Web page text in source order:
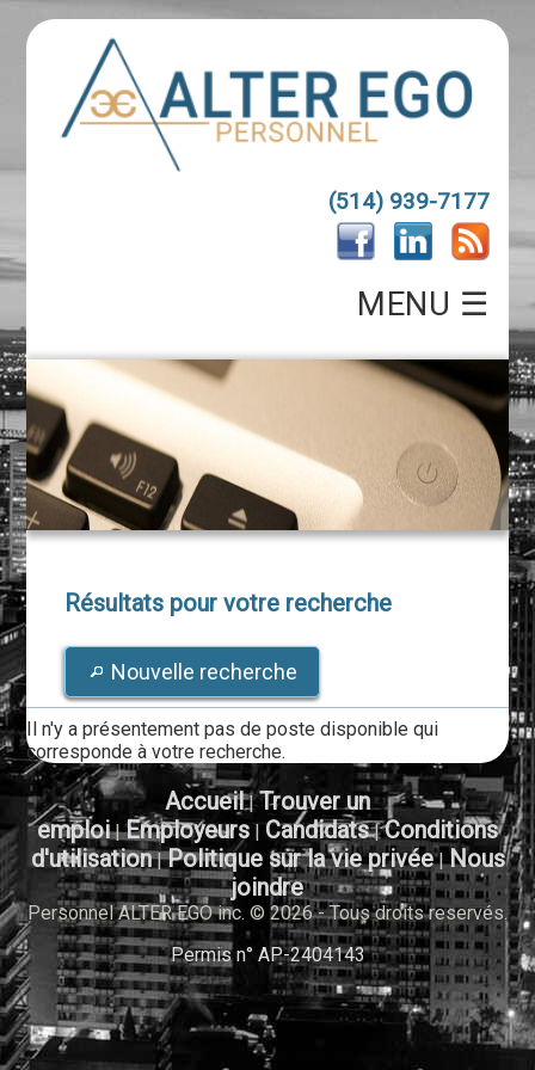
(514) 939-7177
MENU ☰
Résultats pour votre recherche
Nouvelle recherche
Il n'y a présentement pas de poste disponible qui
corresponde à votre recherche.
Accueil|Trouver un
emploi|Employeurs Candidats|Conditions
d'utilisation|Politique sur la vie privée|Nous
joindre
Personnel ALTER EGO inc. © 2026 - Tous droits reservés.
Permis n° AP-2404143